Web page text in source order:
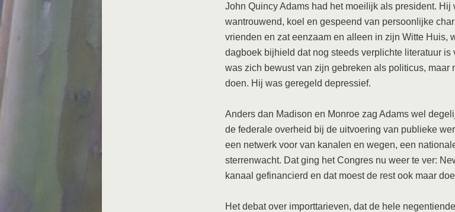
John Quincy Adams had het moeilijk als president. Hij
wantrouwend, koel en gespeend van persoonlijke
vrienden en zat eenzaam en alleen in zijn Witte Huis,
dagboek bijhield dat nog steeds verplichte literatuur is
was zich bewust van zijn gebreken als politicus, maar
doen. Hij was geregeld depressief.
Anders dan Madison en Monroe zag Adams wel
de federale overheid bij de uitvoering van publieke
een netwerk voor van kanalen en wegen, een
sterrenwacht. Dat ging het Congres nu weer te ver:
kanaal gefinancierd en dat moest de rest ook maar
Het debat over importtarieven, dat de hele